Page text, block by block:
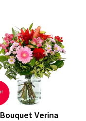
Bouquet Verina